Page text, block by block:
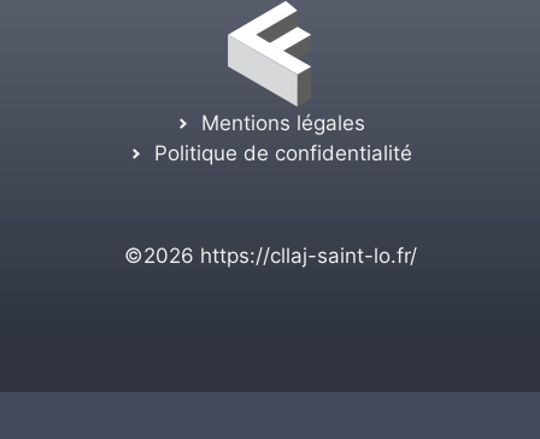
Mentions légales
Politique de confidentialité
©2026 https://cllaj-saint-lo.fr/